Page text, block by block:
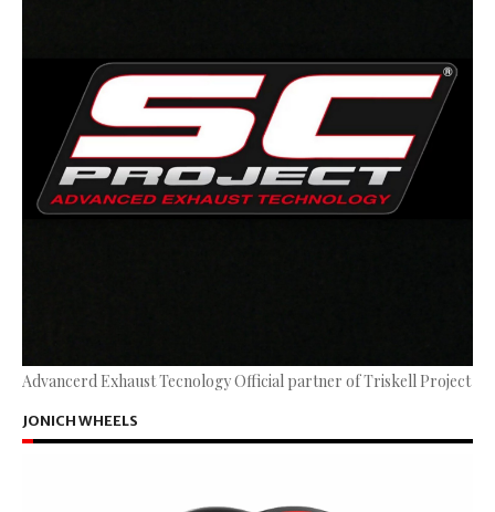
Advancerd Exhaust Tecnology Official partner of Triskell Project
JONICH WHEELS